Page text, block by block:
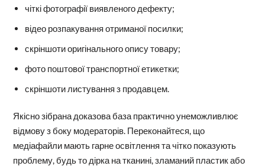
чіткі фотографії виявленого дефекту;
відео розпакування отриманої посилки;
скріншоти оригінального опису товару;
фото поштової транспортної етикетки;
скріншоти листування з продавцем.
Якісно зібрана доказова база практично унеможливлює
відмову з боку модераторів. Переконайтеся, що
медіафайли мають гарне освітлення та чітко показують
проблему, будь то дірка на тканині, зламаний пластик або